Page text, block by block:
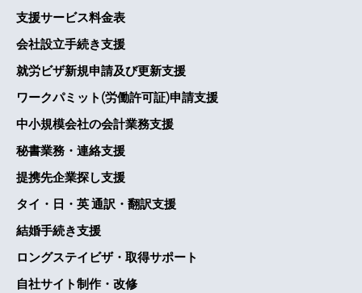
支援サービス料金表
会社設立手続き支援
就労ビザ新規申請及び更新支援
ワークパミット(労働許可証)申請支援
中小規模会社の会計業務支援
秘書業務・連絡支援
提携先企業探し支援
タイ・日・英 通訳・翻訳支援
結婚手続き支援
ロングステイビザ・取得サポート
自社サイト制作・改修